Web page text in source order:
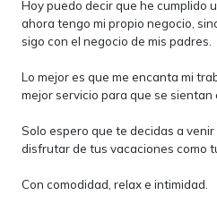
Hoy puedo decir que he cumplido
ahora tengo mi propio negocio,
sigo con el negocio de mis padres.
Lo mejor es que me encanta mi
mejor servicio para que se sientan
Solo espero que te decidas a
disfrutar de tus vacaciones como
Con comodidad, relax e intimidad.